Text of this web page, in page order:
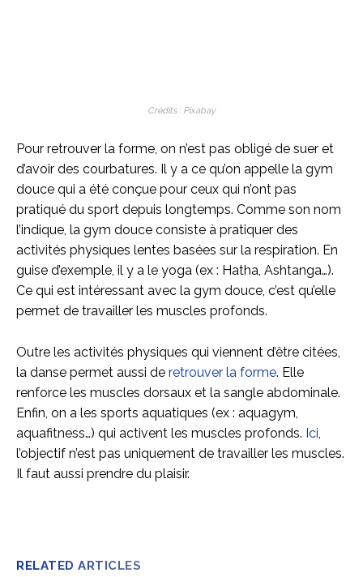
RELATED ARTICLES
Crédits : Pixabay
Pour retrouver la forme, on n’est pas obligé de suer et
d’avoir des courbatures. Il y a ce qu’on appelle la gym
douce qui a été conçue pour ceux qui n’ont pas
pratiqué du sport depuis longtemps. Comme son nom
l’indique, la gym douce consiste à pratiquer des
activités physiques lentes basées sur la respiration. En
guise d’exemple, il y a le yoga (ex : Hatha, Ashtanga…).
Ce qui est intéressant avec la gym douce, c’est qu’elle
permet de travailler les muscles profonds.
Outre les activités physiques qui viennent d’être citées,
la danse permet aussi de retrouver la forme. Elle
renforce les muscles dorsaux et la sangle abdominale.
Enfin, on a les sports aquatiques (ex : aquagym,
aquafitness…) qui activent les muscles profonds. Ici
l’objectif n’est pas uniquement de travailler les muscles.
Il faut aussi prendre du plaisir.